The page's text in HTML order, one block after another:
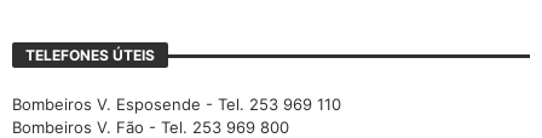
TELEFONES ÚTEIS
Bombeiros V. Esposende - Tel. 253 969 110
Bombeiros V. Fão - Tel. 253 969 800